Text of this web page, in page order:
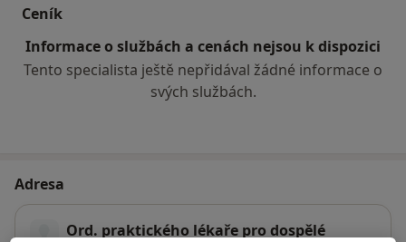
Ceník
Informace o službách a cenách nejsou k dispozici
Tento specialista ještě nepřidával žádné informace o
svých službách.
Adresa
Ord. praktického lékaře pro dospělé